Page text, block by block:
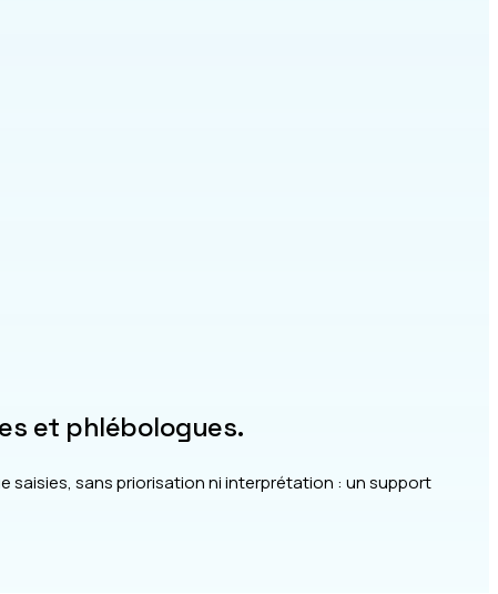
et phlébologues.
saisies, sans priorisation ni interprétation : un support